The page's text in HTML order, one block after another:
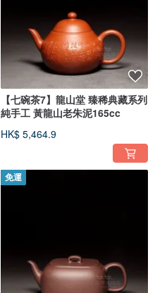
【七碗茶7】龍山堂 臻稀典藏系列
純手工 黃龍山老朱泥165cc
HK$ 5,464.9
免運